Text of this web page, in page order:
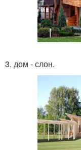
3. дом - слон.